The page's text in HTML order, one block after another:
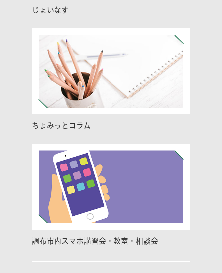
じょいなす
ちょみっとコラム
調布市内スマホ講習会・教室・相談会